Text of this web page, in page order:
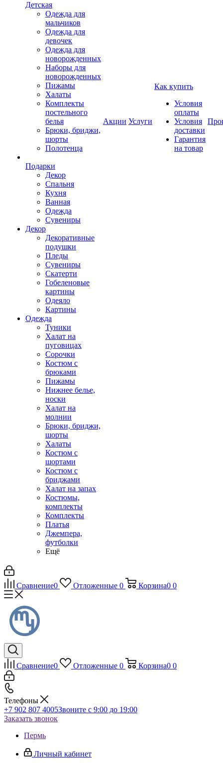
Детская
Одежда для
мальчиков
Одежда для
девочек
Одежда для
новорожденных
Наборы для
новорожденных
Пижамы
Халаты
Комплекты
постельного
белья
Брюки, бриджи,
шорты
Полотенца
Подарки
Декор
Спальня
Кухня
Ванная
Одежда
Сувениры
Декор
Декоративные
подушки
Пледы
Сувениры
Скатерти
Гобеленовые
картины
Одеяло
Картины
Одежда
Туники
Халат на
пуговицах
Сорочки
Костюм с
брюками
Пижамы
Нижнее белье,
носки
Халат на
молнии
Брюки, бриджи,
шорты
Халаты
Костюм с
шортами
Костюм с
бриджами
Халат на запах
Костюмы,
комплекты
Комплекты
Платья
Джемпера,
футболки
Ещё
Акции Услуги
Как купить
Условия
оплаты
Условия
доставки
Гарантия
на товар
Сравнение0 Отложенные 0 Корзина0 0
Сравнение0 Отложенные 0 Корзина0 0
Телефоны
+7 902 807 4005Звоните с 9:00 до 19:00
Заказать звонок
Пермь
Личный кабинет